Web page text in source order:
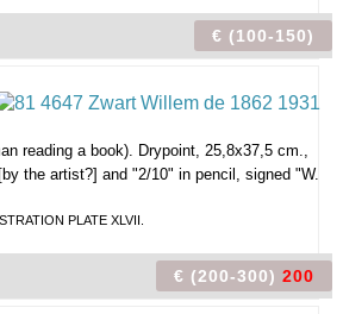
€ (100-150)
reading a book). Drypoint, 25,8x37,5 cm.,
the artist?] and "2/10" in pencil, signed "W.
PLATE XLVII.
€ (200-300) 200